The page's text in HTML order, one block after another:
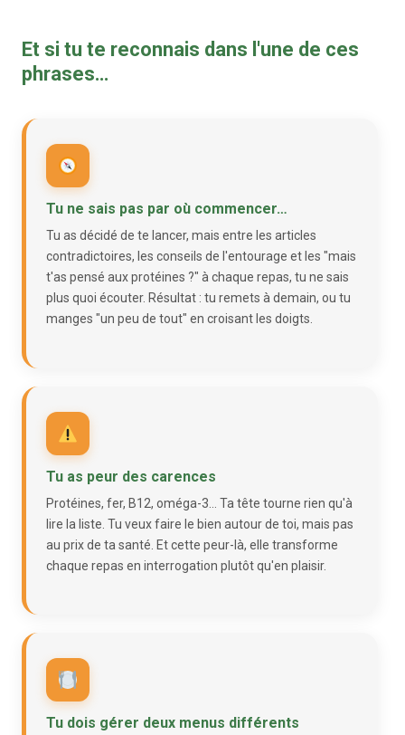
Et si tu te reconnais dans l'une de ces
phrases…
Tu ne sais pas par où commencer…
Tu as décidé de te lancer, mais entre les articles
contradictoires, les conseils de l'entourage et les "mais
t'as pensé aux protéines ?" à chaque repas, tu ne sais
plus quoi écouter. Résultat : tu remets à demain, ou tu
manges "un peu de tout" en croisant les doigts.
Tu as peur des carences
Protéines, fer, B12, oméga-3… Ta tête tourne rien qu'à
lire la liste. Tu veux faire le bien autour de toi, mais pas
au prix de ta santé. Et cette peur-là, elle transforme
chaque repas en interrogation plutôt qu'en plaisir.
Tu dois gérer deux menus différents